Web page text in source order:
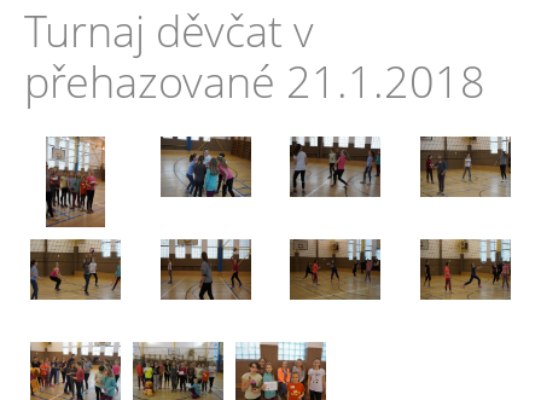
Turnaj děvčat v
přehazované 21.1.2018